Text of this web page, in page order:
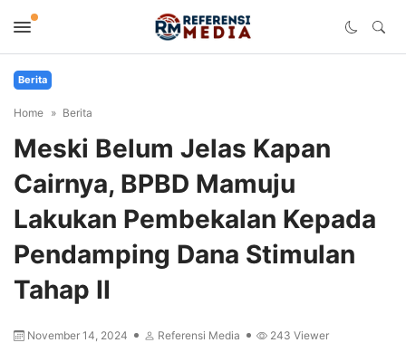
Berita
Home Berita
Meski Belum Jelas Kapan
Cairnya, BPBD Mamuju
Lakukan Pembekalan Kepada
Pendamping Dana Stimulan
Tahap II
November 14, 2024 Referensi Media 243 Viewer